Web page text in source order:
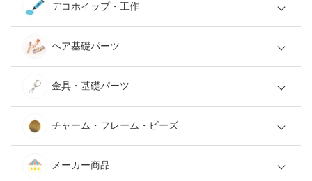
デコホイップ・工作
ヘア基礎パーツ
金具・基礎パーツ
チャーム・フレーム・ビーズ
メーカー商品